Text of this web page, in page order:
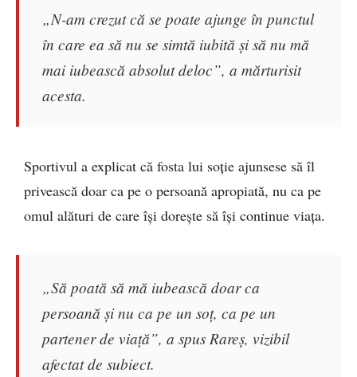
„N-am crezut că se poate ajunge în punctul
în care ea să nu se simtă iubită și să nu mă
mai iubească absolut deloc”, a mărturisit
acesta.
Sportivul a explicat că fosta lui soție ajunsese să îl
privească doar ca pe o persoană apropiată, nu ca pe
omul alături de care își dorește să își continue viața.
„Să poată să mă iubească doar ca
persoană și nu ca pe un soț, ca pe un
partener de viață”, a spus Rareș, vizibil
afectat de subiect.